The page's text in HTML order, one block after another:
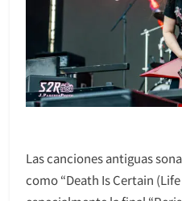
Las canciones antiguas
como “Death Is Certain